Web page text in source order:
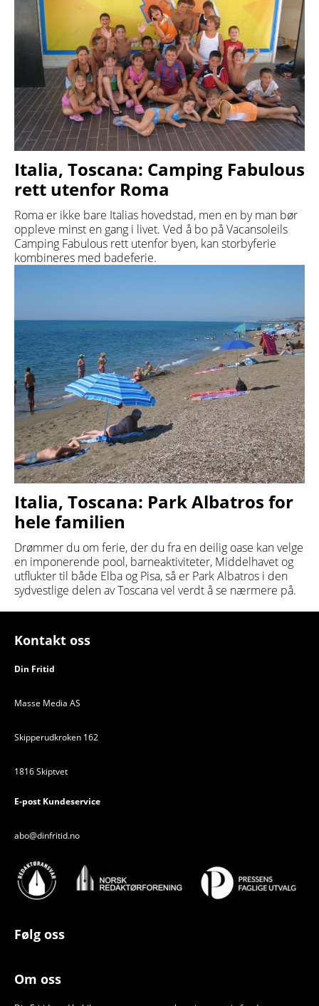
Italia, Toscana: Camping Fabulous
rett utenfor Roma
Roma er ikke bare Italias hovedstad, men en by man bør
oppleve minst en gang i livet. Ved å bo på Vacansoleils
Camping Fabulous rett utenfor byen, kan storbyferie
kombineres med badeferie.
Italia, Toscana: Park Albatros for
hele familien
Drømmer du om ferie, der du fra en deilig oase kan velge
en imponerende pool, barneaktiviteter, Middelhavet og
utflukter til både Elba og Pisa, så er Park Albatros i den
sydvestlige delen av Toscana vel verdt å se nærmere på.
Kontakt oss
Din Fritid
Masse Media AS
Skipperudkroken 162
1816 Skiptvet
E-post Kundeservice
abo@dinfritid.no
Følg oss
Om oss